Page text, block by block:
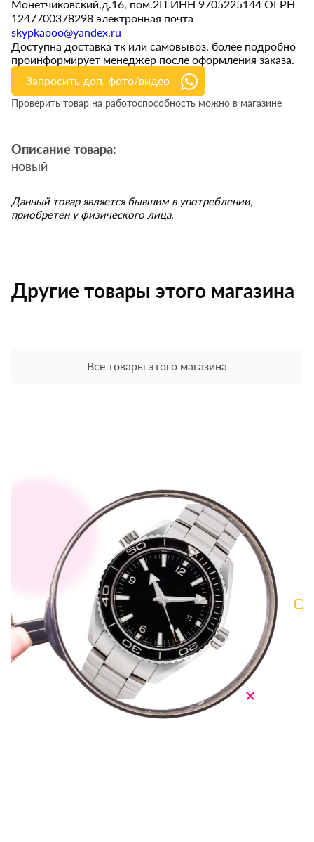
Монетчиковский,д.16, пом.2П ИНН 9705225144 ОГРН
1247700378298 электронная почта
skypkaooo@yandex.ru
Доступна доставка тк или самовывоз, более подробно
проинформирует менеджер после оформления заказа.
Запросить доп. фото/видео
Проверить товар на работоспособность можно в магазине
Описание товара:
новый
Данный товар является бывшим в употреблении,
приобретён у физического лица.
Другие товары этого магазина
Все товары этого магазина